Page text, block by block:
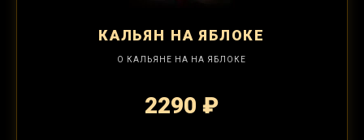
КАЛЬЯН НА ЯБЛОКЕ
О КАЛЬЯНЕ НА НА ЯБЛОКЕ
2290 ₽